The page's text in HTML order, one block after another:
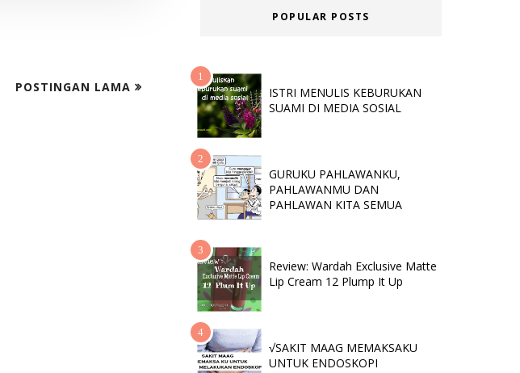
POSTINGAN LAMA
POPULAR POSTS
ISTRI MENULIS KEBURUKAN
SUAMI DI MEDIA SOSIAL
GURUKU PAHLAWANKU,
PAHLAWANMU DAN
PAHLAWAN KITA SEMUA
Review: Wardah Exclusive Matte
Lip Cream 12 Plump It Up
√SAKIT MAAG MEMAKSAKU
UNTUK ENDOSKOPI